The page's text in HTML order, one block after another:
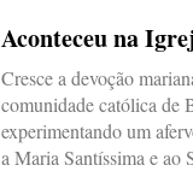
Aconteceu na
Cresce a devoção
comunidade católica de
experimentando um
a Maria Santíssima e ao